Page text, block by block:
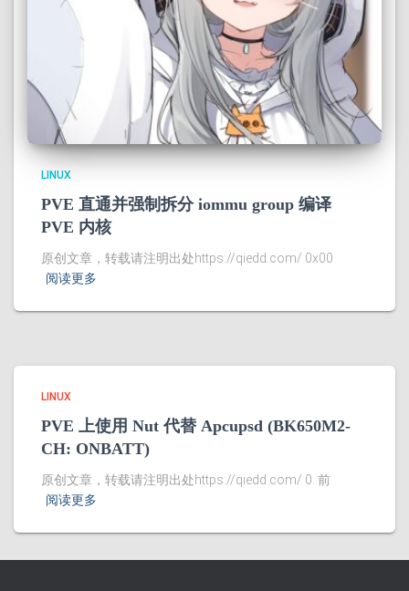
LINUX
PVE 直通并强制拆分 iommu group 编译
PVE 内核
原创文章，转载请注明出处https://qiedd.com/ 0x00
阅读更多
LINUX
PVE 上使用 Nut 代替 Apcupsd (BK650M2-
CH: ONBATT)
原创文章，转载请注明出处https://qiedd.com/ 0. 前
阅读更多